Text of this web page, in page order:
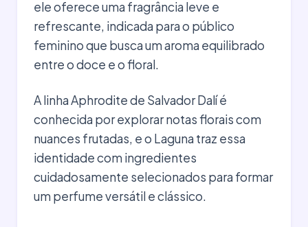
ele oferece uma fragrância leve e
refrescante, indicada para o público
feminino que busca um aroma equilibrado
entre o doce e o floral.
A linha Aphrodite de Salvador Dalí é
conhecida por explorar notas florais com
nuances frutadas, e o Laguna traz essa
identidade com ingredientes
cuidadosamente selecionados para formar
um perfume versátil e clássico.